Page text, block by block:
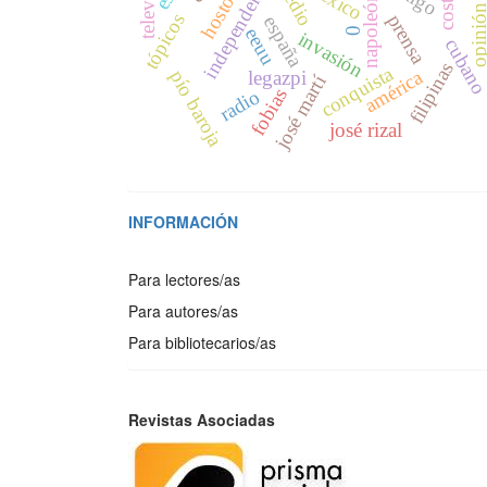
napoleón
conquista
invasión
independencia
américafilipinas
españa
hostos
josé martíjosé rizal
legazpi
pío baroja fobias
tópicos prensa
0
eeuu
radio
INFORMACIÓN
Para lectores/as
Para autores/as
Para bibliotecarios/as
Revistas Asociadas